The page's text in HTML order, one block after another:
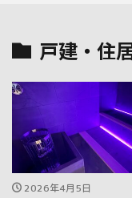
戸建・住
2026年4月5日